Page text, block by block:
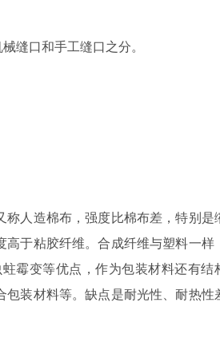
缝口和手工缝口之分。
人造棉布，强度比棉布差，特别是
于粘胶纤维。合成纤维与塑料一样
霉变等优点，作为包装材料还有结
装材料等。缺点是耐光性、耐热性